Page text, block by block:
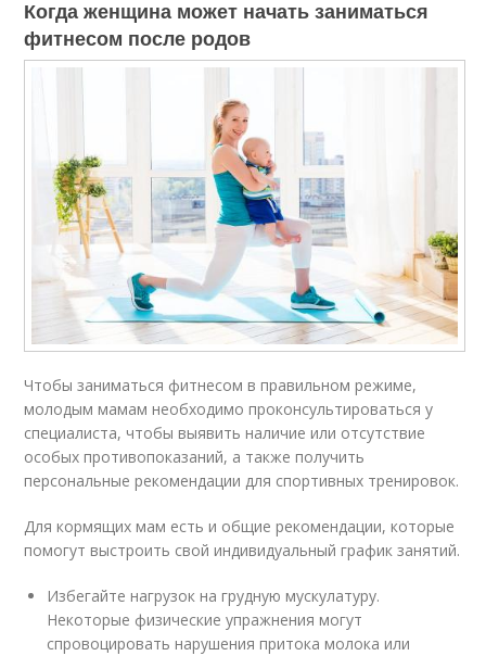
Когда женщина может начать заниматься
фитнесом после родов
Чтобы заниматься фитнесом в правильном режиме,
молодым мамам необходимо проконсультироваться у
специалиста, чтобы выявить наличие или отсутствие
особых противопоказаний, а также получить
персональные рекомендации для спортивных тренировок.
Для кормящих мам есть и общие рекомендации, которые
помогут выстроить свой индивидуальный график занятий.
Избегайте нагрузок на грудную мускулатуру.
Некоторые физические упражнения могут
спровоцировать нарушения притока молока или